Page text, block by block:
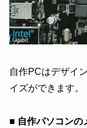
自作PCはデザイ
イズができます。
■ 自作パソコンの